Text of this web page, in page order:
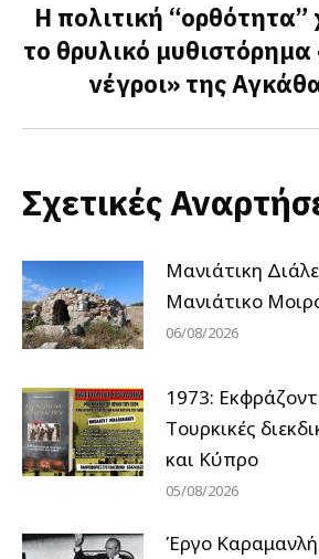
Next
post:
Η πολιτική “ορθότητα”
το θρυλικό μυθιστόρημα
νέγροι» της
Σχετικές
Μανιάτικη
Μανιάτικο
06/08/2026
1973:
Tουρκικές
και Κύπρο
05/08/2026
Έργο